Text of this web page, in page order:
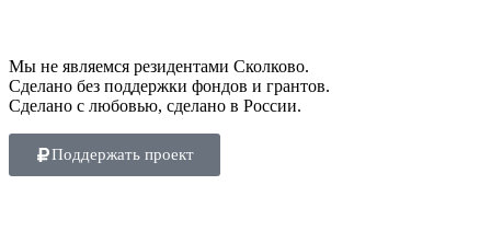
Мы не являемся резидентами Сколково.
Сделано без поддержки фондов и грантов.
Сделано с любовью, сделано в России.
Поддержать проект